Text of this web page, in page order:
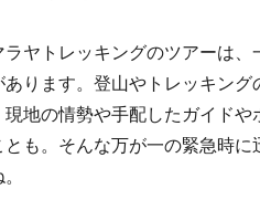
ラヤトレッキングのツアーは
あります。登山やトレッキン
現地の情勢や手配したガイド
とも。そんな万が一の緊急時